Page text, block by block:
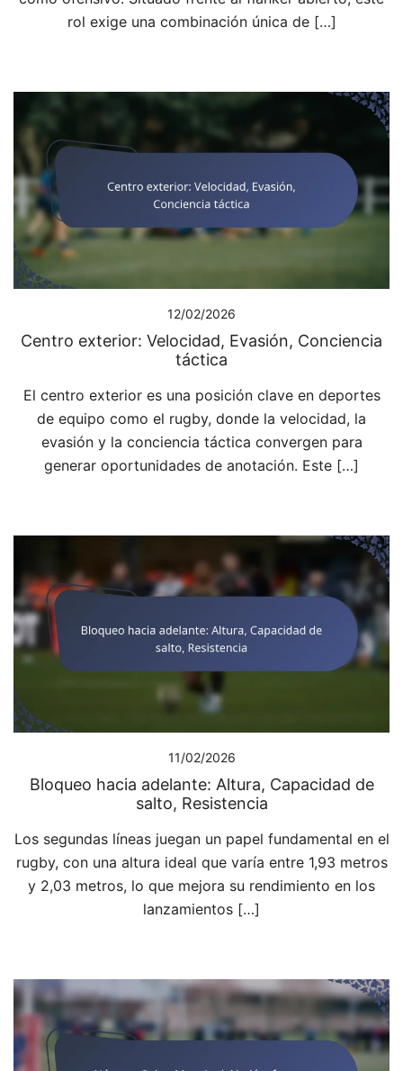
rol exige una combinación única de […]
12/02/2026
Centro exterior: Velocidad, Evasión, Conciencia
táctica
El centro exterior es una posición clave en deportes
de equipo como el rugby, donde la velocidad, la
evasión y la conciencia táctica convergen para
generar oportunidades de anotación. Este […]
11/02/2026
Bloqueo hacia adelante: Altura, Capacidad de
salto, Resistencia
Los segundas líneas juegan un papel fundamental en el
rugby, con una altura ideal que varía entre 1,93 metros
y 2,03 metros, lo que mejora su rendimiento en los
lanzamientos […]